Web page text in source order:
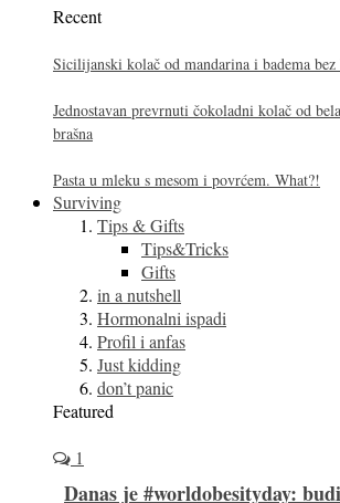
Recent
Sicilijanski kolač od mandarina i badema bez
Jednostavan prevrnuti čokoladni kolač od
brašna
Pasta u mleku s mesom i povrćem. What?!
Surviving
Tips & Gifts
Tips&Tricks
Gifts
in a nutshell
Hormonalni ispadi
Profil i anfas
Just kidding
don’t panic
Featured
1
Danas je #worldobesityday: